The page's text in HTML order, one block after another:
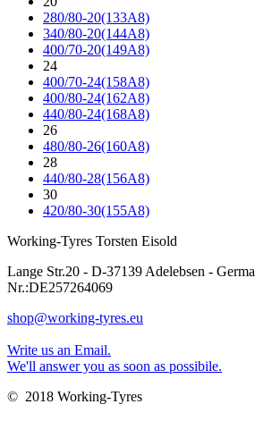
280/80-20(133A8)
340/80-20(144A8)
400/70-20(149A8)
24
400/70-24(158A8)
400/80-24(162A8)
440/80-24(168A8)
26
480/80-26(160A8)
28
440/80-28(156A8)
30
420/80-30(155A8)
Working-Tyres Torsten Eisold
Lange Str.20 - D-37139 Adelebsen -
Nr.:DE257264069
shop@working-tyres.eu
Write us an Email.
We'll answer you as soon as possibile.
© 2018 Working-Tyres